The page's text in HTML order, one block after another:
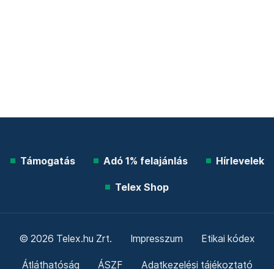
Támogatás Adó 1% felajánlás Hírlevelek
Telex Shop
© 2026 Telex.hu Zrt. Impresszum Etikai kódex
Átláthatóság ÁSZF Adatkezelési tájékoztató